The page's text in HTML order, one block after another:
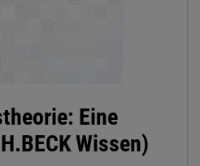
Eine
Wissen)